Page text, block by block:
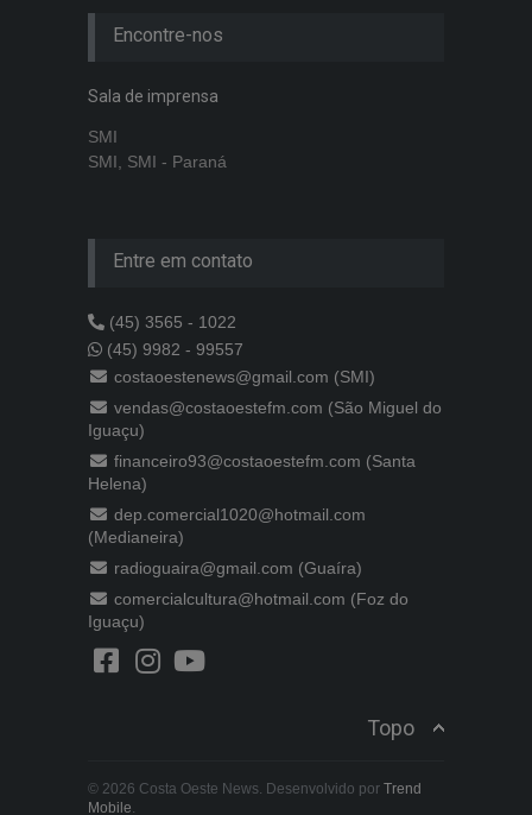
Encontre-nos
Sala de imprensa
SMI
SMI, SMI - Paraná
Entre em contato
(45) 3565 - 1022
(45) 9982 - 99557
costaoestenews@gmail.com (SMI)
vendas@costaoestefm.com (São Miguel do
Iguaçu)
financeiro93@costaoestefm.com (Santa
Helena)
dep.comercial1020@hotmail.com
(Medianeira)
radioguaira@gmail.com (Guaíra)
comercialcultura@hotmail.com (Foz do
Iguaçu)
Topo
© 2026 Costa Oeste News. Desenvolvido por Trend
Mobile.